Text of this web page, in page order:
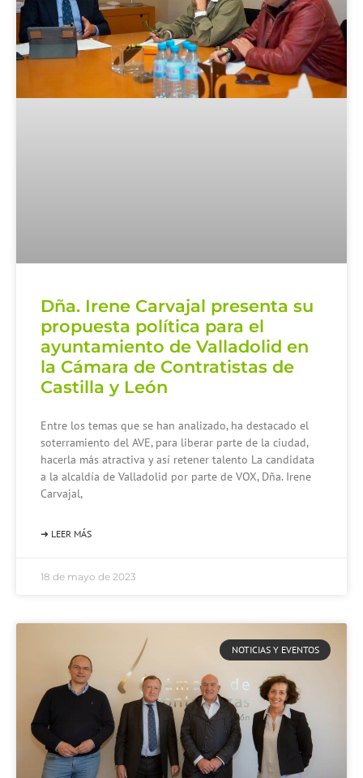
Dña. Irene Carvajal presenta su
propuesta política para el
ayuntamiento de Valladolid en
la Cámara de Contratistas de
Castilla y León
Entre los temas que se han analizado, ha destacado el
soterramiento del AVE, para liberar parte de la ciudad,
hacerla más atractiva y así retener talento La candidata
a la alcaldía de Valladolid por parte de VOX, Dña. Irene
Carvajal,
➜ LEER MÁS
18 de mayo de 2023
NOTICIAS Y EVENTOS